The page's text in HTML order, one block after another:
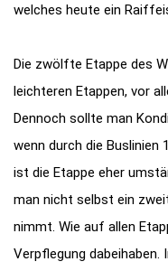
welches heute ein
Die zwölfte Etappe des
leichteren Etappen, vor
Dennoch sollte man
wenn durch die Buslinien
ist die Etappe eher
man nicht selbst ein
nimmt. Wie auf allen
Verpflegung